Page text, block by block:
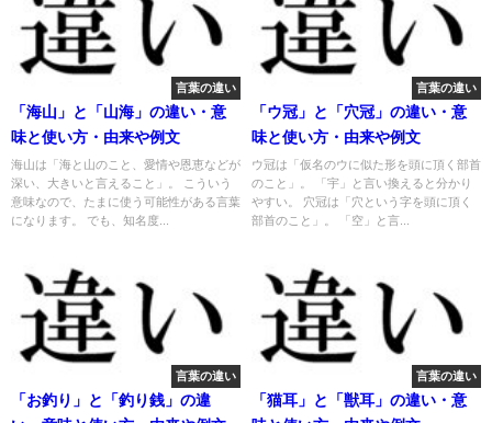
言葉の違い
「海山」と「山海」の違い・意
味と使い方・由来や例文
海山は「海と山のこと、愛情や恩恵などが
深い、大きいと言えること」。 こういう
意味なので、たまに使う可能性がある言葉
になります。 でも、知名度...
言葉の違い
「ウ冠」と「穴冠」の違い・意
味と使い方・由来や例文
ウ冠は「仮名のウに似た形を頭に頂く部首
のこと」。 「宇」と言い換えると分かり
やすい。 穴冠は「穴という字を頭に頂く
部首のこと」。 「空」と言...
言葉の違い
「お釣り」と「釣り銭」の違
言葉の違い
「猫耳」と「獣耳」の違い・意